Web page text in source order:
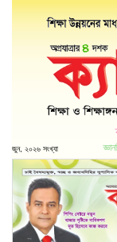
জুন, ২০২৬ সংখ্যা